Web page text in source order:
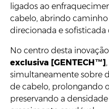
ligados ao
cabelo, abrindo
direcionada e
No centro desta
exclusiva [GENTECH™]
simultaneamente sobre
de cabelo, prolongando
preservando a